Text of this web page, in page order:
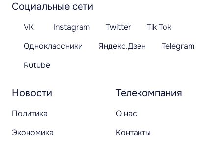
Новости
Политика
Экономика
Телекомпания
О нас
Контакты
Социальные сети
VK Instagram Twitter
Tik Tok
Одноклассники
Яндекс.Дзен
Telegram
Rutube